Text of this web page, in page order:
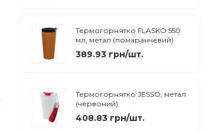
Термогорнятко FLASKO 550
мл, метал (помаранчевий)
389.93 грн/шт.
Термогорнятко JESSO, метал
(червоний)
408.83 грн/шт.